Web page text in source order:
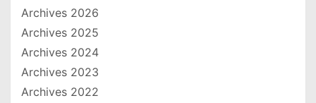
Archives 2026
Archives 2025
Archives 2024
Archives 2023
Archives 2022